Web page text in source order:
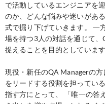
で活動しているエンジニアを
のか、どんな悩みや迷いがあ
式で掘り下げていきます。 一
場を持つ3人の対話を通じて
捉えることを目的としています
現役・新任のQA Managerの
をリードする役割を担ってい
指す方にとって、 「唯一の答